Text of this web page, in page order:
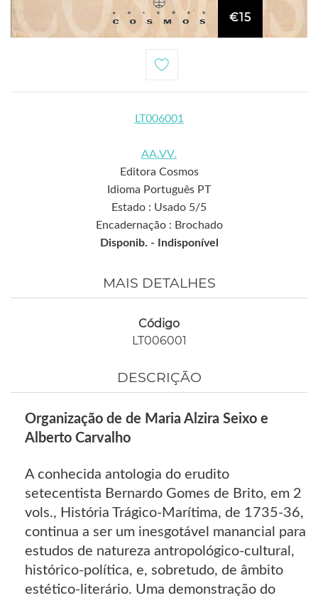
€15
LT006001
AA.VV.
Editora Cosmos
Idioma Português PT
Estado : Usado 5/5
Encadernação : Brochado
Disponib. -
Indisponível
MAIS DETALHES
Código
LT006001
DESCRIÇÃO
Organização de de Maria Alzira Seixo e
Alberto Carvalho
A conhecida antologia do erudito
setecentista Bernardo Gomes de Brito, em 2
vols., História Trágico-Marítima, de 1735-36,
continua a ser um inesgotável manancial para
estudos de natureza antropológico-cultural,
histórico-política, e, sobretudo, de âmbito
estético-literário. Uma demonstração do